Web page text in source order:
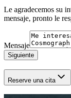
Le agradecemos su
mensaje, pronto le
Mensaje
Siguiente
Reserve una cita